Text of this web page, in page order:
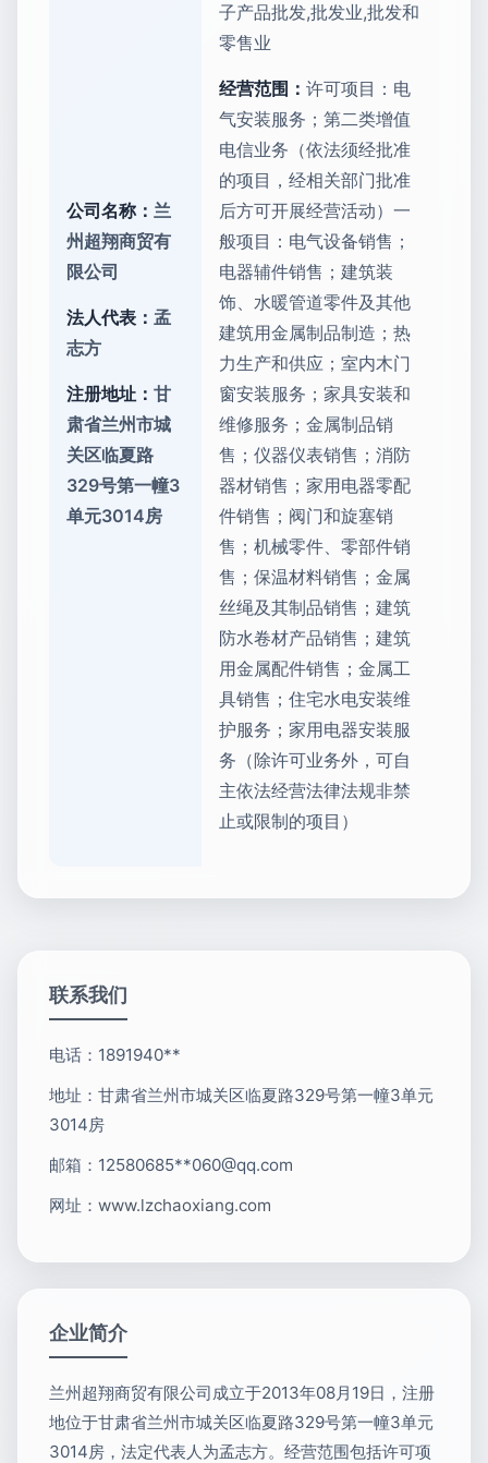
公司名称： 兰
州超翔商贸有
限公司
法人代表： 孟
志方
注册地址： 甘
肃省兰州市城
关区临夏路
329号第一幢3
单元3014房
子产品批发,批发业,批发和
零售业
经营范围： 许可项目：电
气安装服务；第二类增值
电信业务（依法须经批准
的项目，经相关部门批准
后方可开展经营活动）一
般项目：电气设备销售；
电器辅件销售；建筑装
饰、水暖管道零件及其他
建筑用金属制品制造；热
力生产和供应；室内木门
窗安装服务；家具安装和
维修服务；金属制品销
售；仪器仪表销售；消防
器材销售；家用电器零配
件销售；阀门和旋塞销
售；机械零件、零部件销
售；保温材料销售；金属
丝绳及其制品销售；建筑
防水卷材产品销售；建筑
用金属配件销售；金属工
具销售；住宅水电安装维
护服务；家用电器安装服
务（除许可业务外，可自
主依法经营法律法规非禁
止或限制的项目）
联系我们
电话：1891940**
地址：甘肃省兰州市城关区临夏路329号第一幢3单元
3014房
邮箱：12580685**060@qq.com
网址： www.lzchaoxiang.com
企业简介
兰州超翔商贸有限公司成立于2013年08月19日，注册
地位于甘肃省兰州市城关区临夏路329号第一幢3单元
3014房，法定代表人为孟志方。经营范围包括许可项